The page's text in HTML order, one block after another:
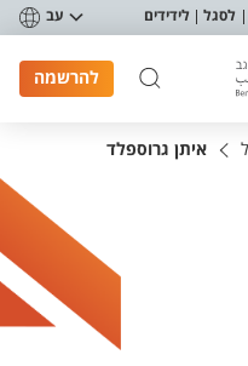
לסגל לידידים עב
להרשמה
איתן גרוספלד